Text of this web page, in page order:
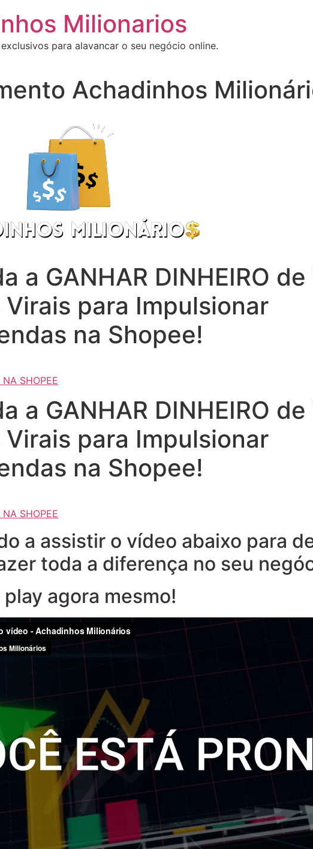
Milionarios
para alavancar o seu negócio online.
Achadinhos
a GANHAR DINHEIRO
para Impulsionar
na Shopee!
NA SHOPEE
a GANHAR DINHEIRO
para Impulsionar
na Shopee!
NA SHOPEE
a assistir o vídeo abaixo para
toda a diferença no seu
agora mesmo!